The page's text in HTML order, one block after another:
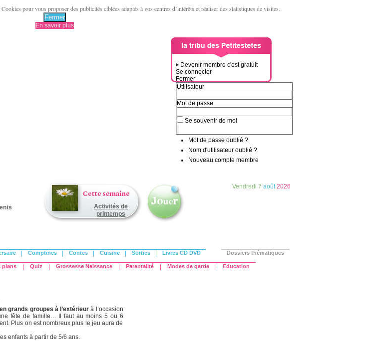
pour vous proposer des publicités ciblées adaptés à vos centres d’intérêts et réaliser des statistiques de visites.
Fermer
En savoir plus
Devenir membre c'est gratuit
Se connecter
Fermer
Utilisateur
Mot de passe
Se souvenir de moi
Mot de passe oublié ?
Nom d'utilisateur oublié ?
Nouveau compte membre
Activités de
printemps
Vendredi 7 août2026
Comptines Contes Cuisine Sorties Livres CD DVD Dossiers thématiques
plans Quiz Grossesse Naissance Parentalité Modes de garde Education
grands groupes à l’extérieur à l’occasion
fête de famille… Il faut au moins 5 ou 6
Plus on est nombreux plus le jeu aura de
enfants à partir de 5/6 ans.